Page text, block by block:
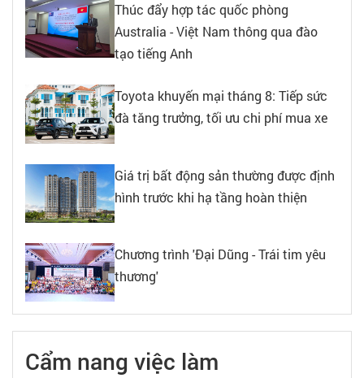
Thúc đẩy hợp tác quốc phòng
Australia - Việt Nam thông qua đào
tạo tiếng Anh
Toyota khuyến mại tháng 8: Tiếp sức
đà tăng trưởng, tối ưu chi phí mua xe
Giá trị bất động sản thường được định
hình trước khi hạ tầng hoàn thiện
Chương trình 'Đại Dũng - Trái tim yêu
thương'
Cẩm nang việc làm